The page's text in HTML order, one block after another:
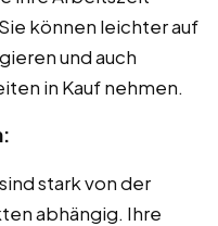
können leichter auf
und auch
in Kauf nehmen.
stark von der
abhängig. Ihre